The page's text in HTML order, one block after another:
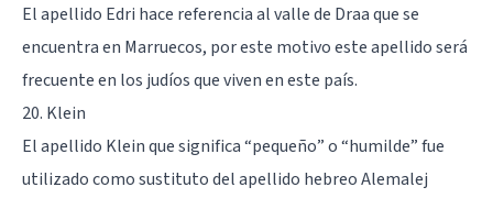
El apellido Edri hace referencia al valle de Draa que se
encuentra en Marruecos, por este motivo este apellido será
frecuente en los judíos que viven en este país.
20. Klein
El apellido Klein que significa “pequeño” o “humilde” fue
utilizado como sustituto del apellido hebreo Alemalej